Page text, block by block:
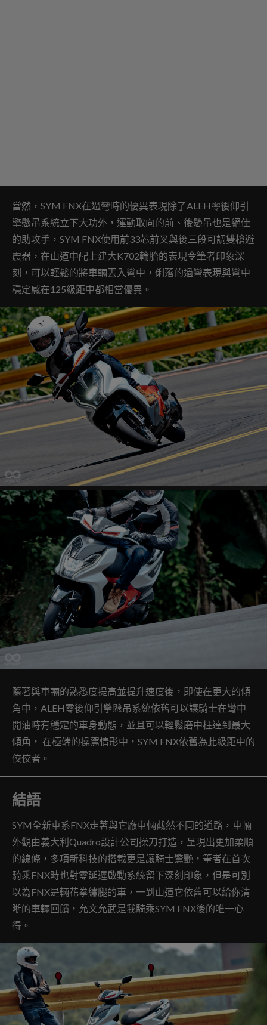
當然，SYM FNX在過彎時的優異表現除了ALEH零後仰引
擎懸吊系統立下大功外，運動取向的前、後懸吊也是絕佳
的助攻手，SYM FNX使用前33芯前叉與後三段可調雙槍避
震器，在山道中配上建大K702輪胎的表現令筆者印象深
刻，可以輕鬆的將車輛丟入彎中，俐落的過彎表現與彎中
穩定感在125級距中都相當優異。
隨著與車輛的熟悉度提高並提升速度後，即使在更大的傾
角中，ALEH零後仰引擎懸吊系統依舊可以讓騎士在彎中
開油時有穩定的車身動態，並且可以輕鬆磨中柱達到最大
傾角， 在極端的操駕情形中，SYM FNX依舊為此級距中的
佼佼者。
結語
SYM全新車系FNX走著與它廠車輛截然不同的道路，車輛
外觀由義大利Quadro設計公司操刀打造，呈現出更加柔順
的線條，多項新科技的搭載更是讓騎士驚艷，筆者在首次
騎乘FNX時也對零延遲啟動系統留下深刻印象，但是可別
以為FNX是輛花拳繡腿的車，一到山道它依舊可以給你清
晰的車輛回饋，允文允武是我騎乘SYM FNX後的唯一心
得。